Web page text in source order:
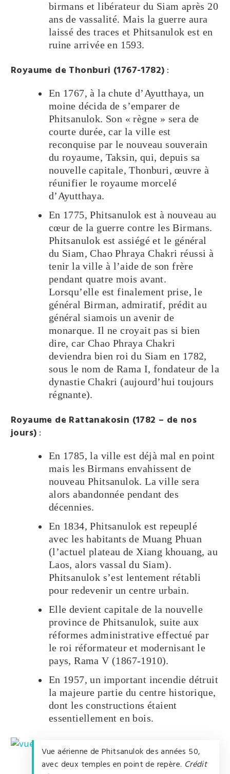
birmans et libérateur du Siam après 20
ans de vassalité. Mais la guerre aura
laissé des traces et Phitsanulok est en
ruine arrivée en 1593.
Royaume de Thonburi (1767-1782) :
En 1767, à la chute d’Ayutthaya, un
moine décida de s’emparer de
Phitsanulok. Son « règne » sera de
courte durée, car la ville est
reconquise par le nouveau souverain
du royaume, Taksin, qui, depuis sa
nouvelle capitale, Thonburi, œuvre à
réunifier le royaume morcelé
d’Ayutthaya.
En 1775, Phitsanulok est à nouveau au
cœur de la guerre contre les Birmans.
Phitsanulok est assiégé et le général
du Siam, Chao Phraya Chakri réussi à
tenir la ville à l’aide de son frère
pendant quatre mois avant.
Lorsqu’elle est finalement prise, le
général Birman, admiratif, prédit au
général siamois un avenir de
monarque. Il ne croyait pas si bien
dire, car Chao Phraya Chakri
deviendra bien roi du Siam en 1782,
sous le nom de Rama I, fondateur de la
dynastie Chakri (aujourd’hui toujours
régnante).
Royaume de Rattanakosin (1782 – de nos
jours) :
En 1785, la ville est déjà mal en point
mais les Birmans envahissent de
nouveau Phitsanulok. La ville sera
alors abandonnée pendant des
décennies.
En 1834, Phitsanulok est repeuplé
avec les habitants de Muang Phuan
(l’actuel plateau de Xiang khouang, au
Laos, alors vassal du Siam).
Phitsanulok s’est lentement rétabli
pour redevenir un centre urbain.
Elle devient capitale de la nouvelle
province de Phitsanulok, suite aux
réformes administrative effectué par
le roi réformateur et modernisant le
pays, Rama V (1867-1910).
En 1957, un important incendie détruit
la majeure partie du centre historique,
dont les constructions étaient
essentiellement en bois.
Vue aérienne de Phitsanulok des années 50,
avec deux temples en point de repère. Crédit